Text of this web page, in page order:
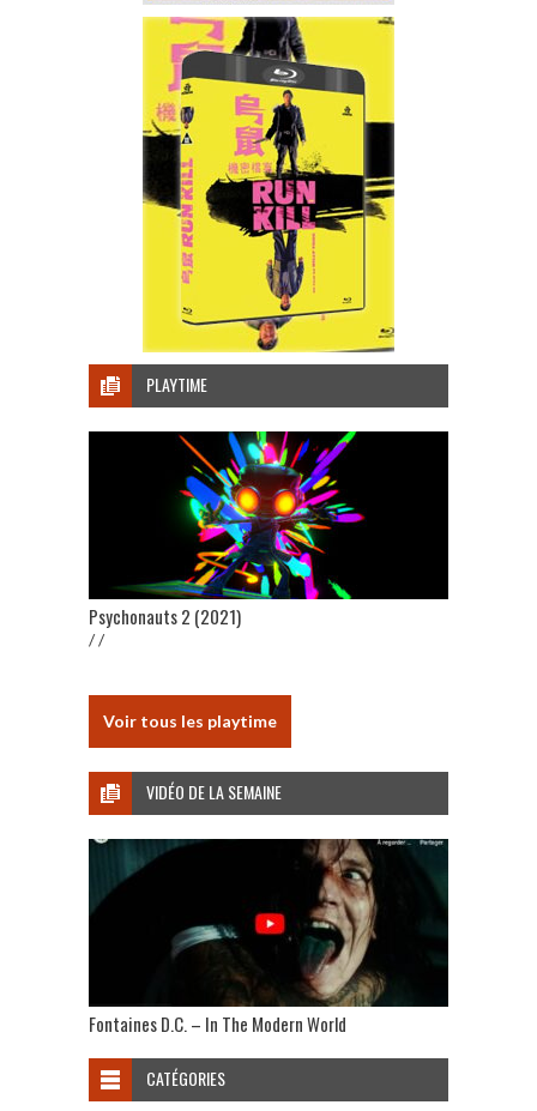
PLAYTIME
Psychonauts 2 (2021)
/ /
Voir tous les playtime
VIDÉO DE LA SEMAINE
Fontaines D.C. – In The Modern World
CATÉGORIES